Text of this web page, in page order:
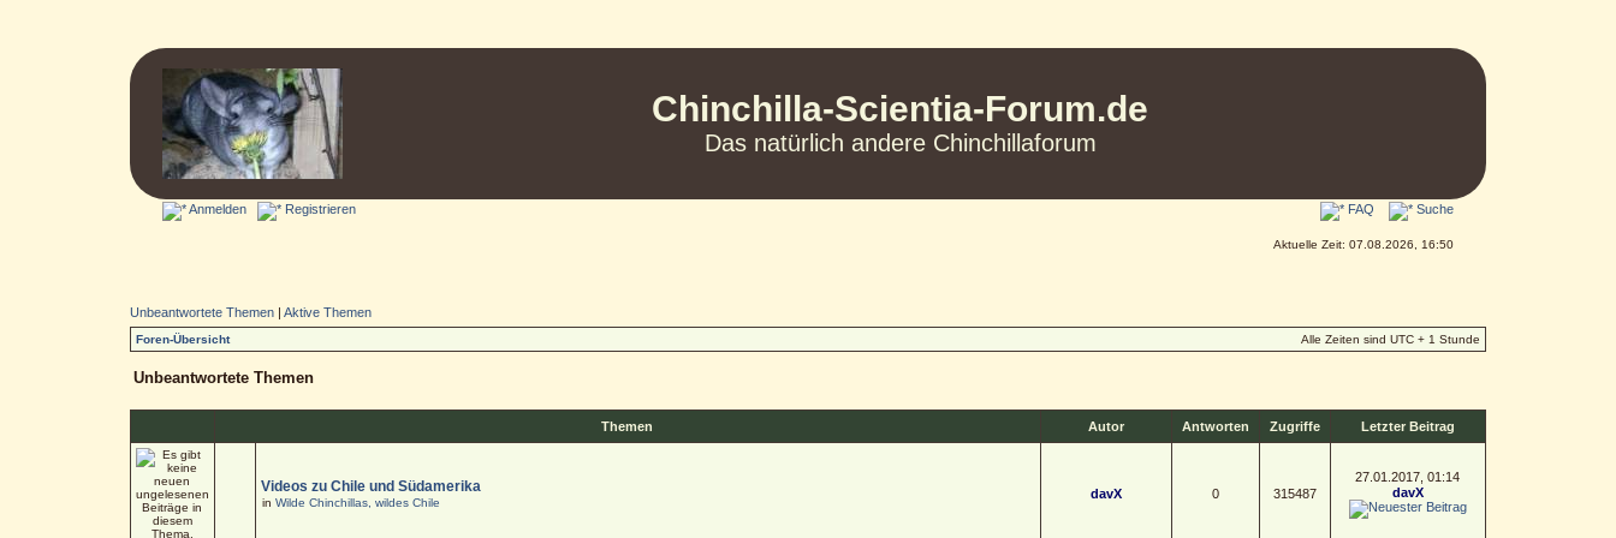
Chinchilla-Scientia-Forum.de
Das natürlich andere Chinchillaforum
Anmelden Registrieren FAQ Suche
Aktuelle Zeit: 07.08.2026, 16:50
Unbeantwortete Themen| Aktive Themen
Foren-Übersicht Alle Zeiten sind UTC + 1 Stunde
Unbeantwortete Themen
Themen Autor Antworten Zugriffe Letzter Beitrag
Videos zu Chile und Südamerika
in Wilde Chinchillas, wildes Chile
davX 0 315487
27.01.2017, 01:14
davX